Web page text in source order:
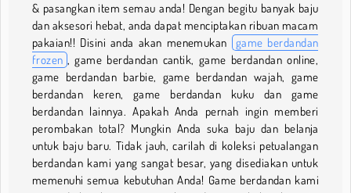
& pasangkan item semau anda! Dengan begitu banyak baju
dan aksesori hebat, anda dapat menciptakan ribuan macam
pakaian!! Disini anda akan menemukan
game berdandan
frozen , game berdandan cantik, game berdandan online,
game berdandan barbie, game berdandan wajah, game
berdandan keren, game berdandan kuku dan game
berdandan lainnya. Apakah Anda pernah ingin memberi
perombakan total? Mungkin Anda suka baju dan belanja
untuk baju baru. Tidak jauh, carilah di koleksi petualangan
berdandan kami yang sangat besar, yang disediakan untuk
memenuhi semua kebutuhan Anda! Game berdandan kami